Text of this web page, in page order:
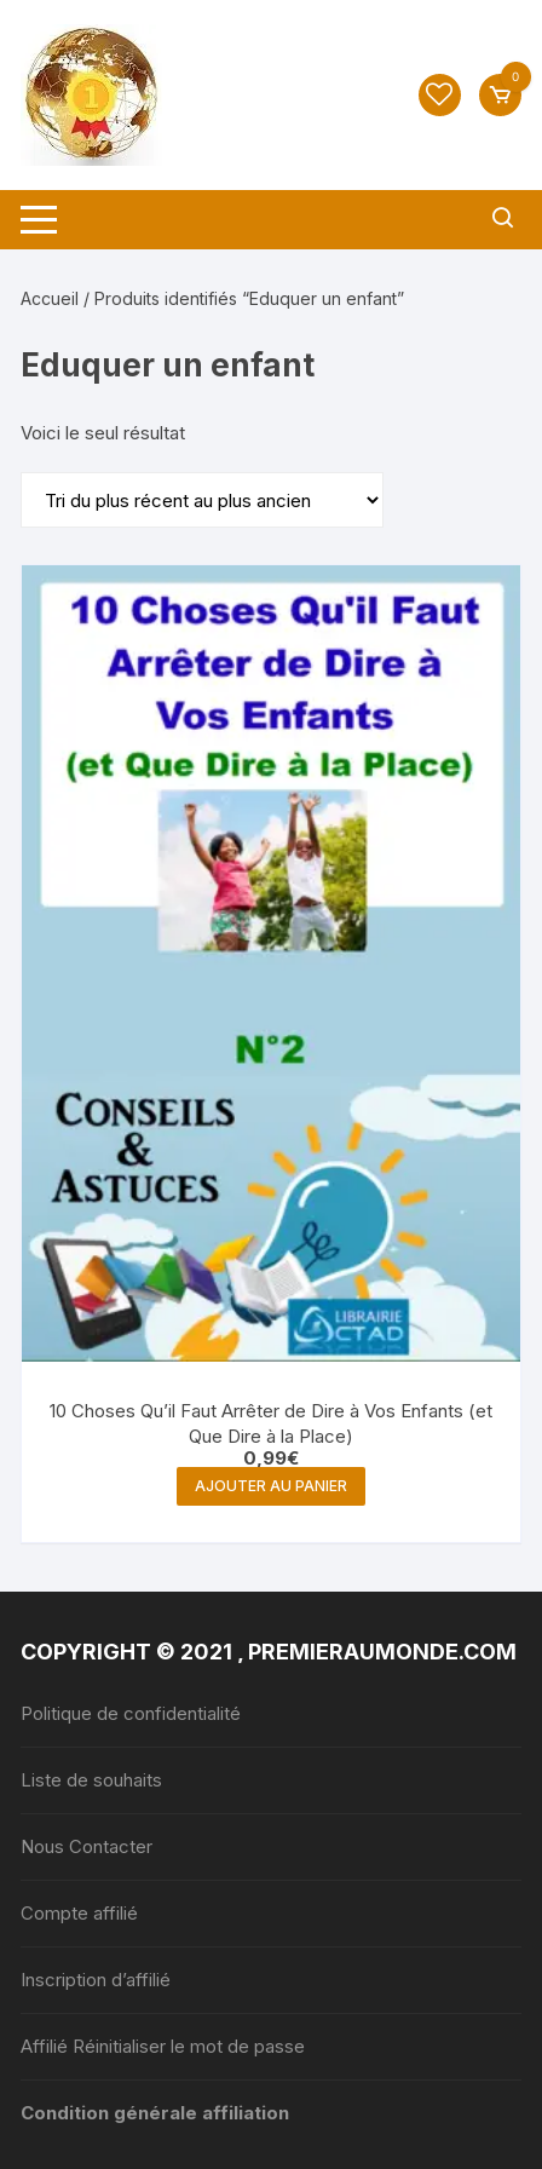
contenu
0
Accueil / Produits identifiés “Eduquer un enfant”
Eduquer un enfant
Voici le seul résultat
10 Choses Qu’il Faut Arrêter de Dire à Vos Enfants (et
Que Dire à la Place)
0,99€
AJOUTER AU PANIER
COPYRIGHT © 2021 , PREMIERAUMONDE.COM
Politique de confidentialité
Liste de souhaits
Nous Contacter
Compte affilié
Inscription d’affilié
Affilié Réinitialiser le mot de passe
Condition générale affiliation